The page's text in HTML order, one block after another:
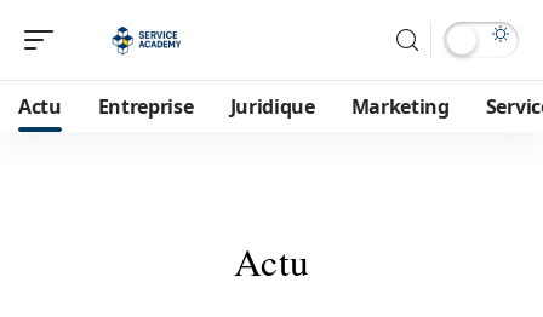
Actu Entreprise Juridique Marketing
Actu